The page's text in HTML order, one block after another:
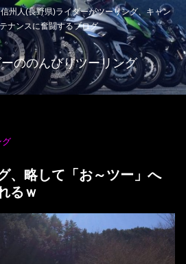
州人(長野県)ライダーがツーリング、キャン
ナンスに奮闘するブログ
ののんびりツーリング
グ
、略して「お～ツー」へ
るｗ